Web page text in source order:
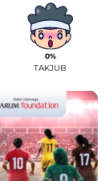
0%
TAKJUB